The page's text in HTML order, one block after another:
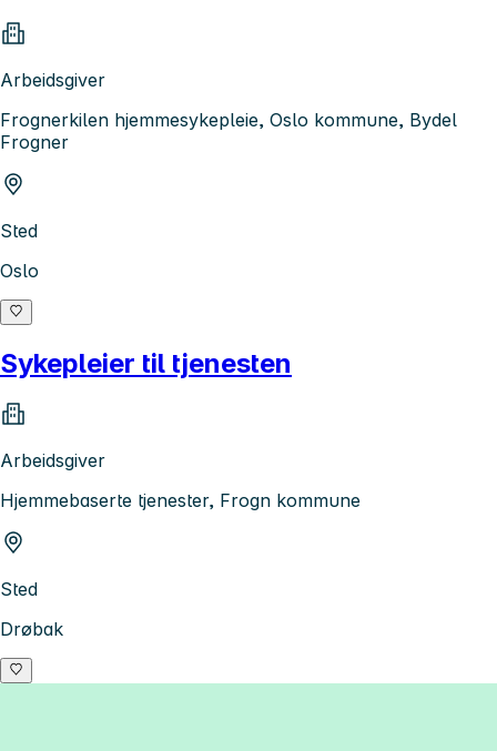
Arbeidsgiver
Frognerkilen hjemmesykepleie, Oslo kommune, Bydel
Frogner
Sted
Oslo
Sykepleier til tjenesten
Arbeidsgiver
Hjemmebaserte tjenester, Frogn kommune
Sted
Drøbak